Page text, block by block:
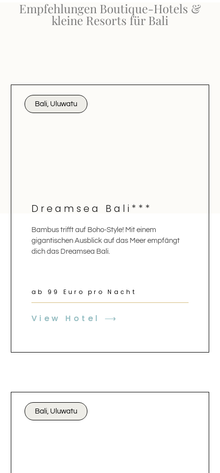
Empfehlungen Boutique-Hotels &
kleine Resorts für Bali
Dreamsea Bali***
Bambus trifft auf Boho-Style! Mit einem
gigantischen Ausblick auf das Meer empfängt
dich das Dreamsea Bali.
ab 99 Euro pro Nacht
View Hotel ⟶
Bali, Uluwatu
Bali, Uluwatu